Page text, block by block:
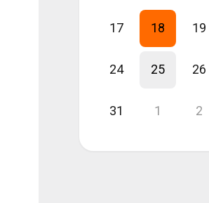
17 18 19
24 25 26
31 1 2